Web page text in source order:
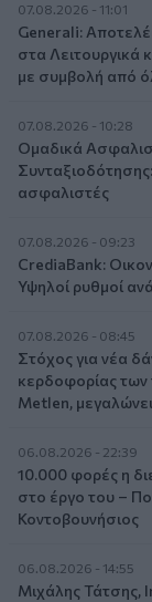
07.08.2026 - 11:01
Generali:
στα
με συμβολή από
07.08.2026 - 10:28
Ομαδικά
ασφαλιστές
07.08.2026 - 09:23
CrediaBank:
Υψηλοί ρυθμοί
07.08.2026 - 08:45
Στόχος για νέα
κερδοφορίας των
Metlen,
06.08.2026 - 22:39
10.000 φορές η
στο έργο του –
Κοντοβουνήσιος
06.08.2026 - 14:55
Μιχάλης Τάτσης,